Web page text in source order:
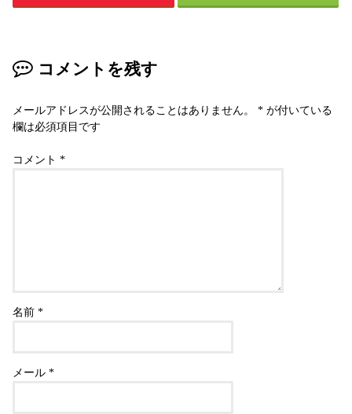
コメントを残す
メールアドレスが公開されることはありません。 * が付いている
欄は必須項目です
コメント*
名前*
メール*